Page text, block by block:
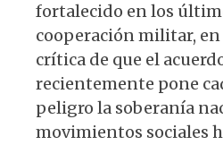
fortalecido en los
cooperación militar,
crítica de que el
recientemente pone
peligro la soberanía
movimientos sociales